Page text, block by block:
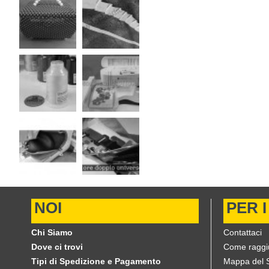
NOI
Chi Siamo
Dove ci trovi
Tipi di Spedizione e Pagamento
PER
Contattaci
Come
Mappa del